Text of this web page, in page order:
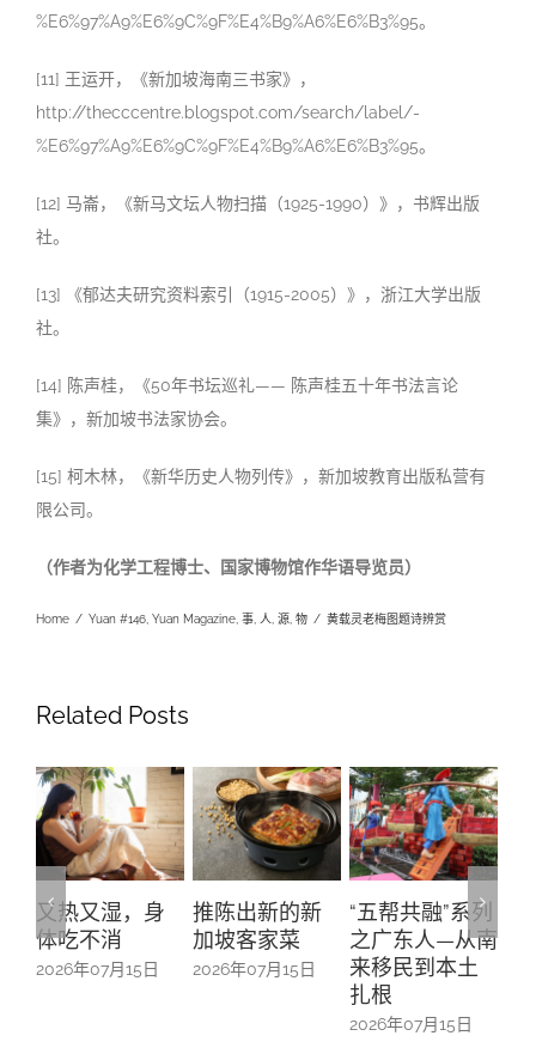
%E6%97%A9%E6%9C%9F%E4%B9%A6%E6%B3%95。
[11] 王运开，《新加坡海南三书家》，
http://thecccentre.blogspot.com/search/label/-
%E6%97%A9%E6%9C%9F%E4%B9%A6%E6%B3%95。
[12] 马崙，《新马文坛人物扫描（1925-1990）》，书辉出版
社。
[13] 《郁达夫研究资料索引（1915-2005）》，浙江大学出版
社。
[14] 陈声桂，《50年书坛巡礼—— 陈声桂五十年书法言论
集》，新加坡书法家协会。
[15] 柯木林，《新华历史人物列传》，新加坡教育出版私营有
限公司。
（作者为化学工程博士、国家博物馆作华语导览员）
Home / Yuan #146, Yuan Magazine, 事, 人, 源, 物 / 黄载灵老梅图题诗辨赏
Related Posts
推陈出新的新
加坡客家菜
2026年07月15日
“五帮共融”系列
之广东人—从南
来移民到本土
甘榜格南：伊
斯兰文化的南
洋印记
2026年07月15日